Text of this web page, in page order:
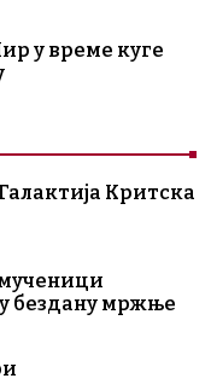
у време куге
Критска
бездану мржње